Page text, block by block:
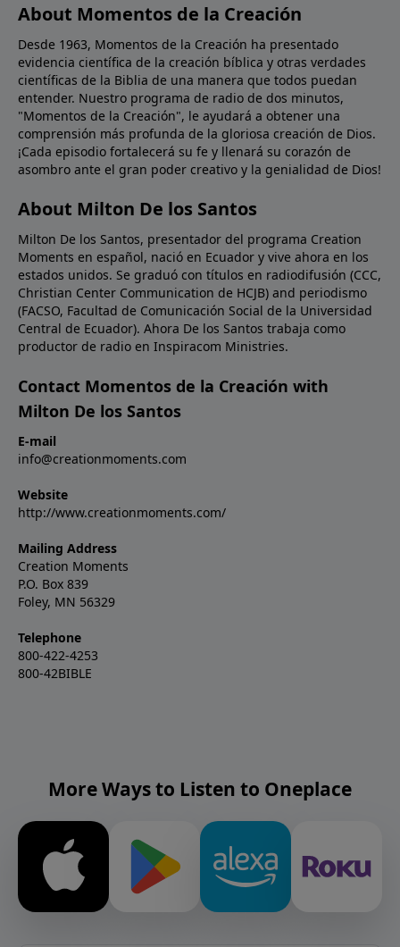
About Momentos de la Creación
Desde 1963, Momentos de la Creación ha presentado
evidencia científica de la creación bíblica y otras verdades
científicas de la Biblia de una manera que todos puedan
entender. Nuestro programa de radio de dos minutos,
"Momentos de la Creación", le ayudará a obtener una
comprensión más profunda de la gloriosa creación de Dios.
¡Cada episodio fortalecerá su fe y llenará su corazón de
asombro ante el gran poder creativo y la genialidad de Dios!
About Milton De los Santos
Milton De los Santos, presentador del programa Creation
Moments en español, nació en Ecuador y vive ahora en los
estados unidos. Se graduó con títulos en radiodifusión (CCC,
Christian Center Communication de HCJB) and periodismo
(FACSO, Facultad de Comunicación Social de la Universidad
Central de Ecuador). Ahora De los Santos trabaja como
productor de radio en Inspiracom Ministries.
Contact Momentos de la Creación with
Milton De los Santos
E-mail
info@creationmoments.com
Website
http://www.creationmoments.com/
Mailing Address
Creation Moments
P.O. Box 839
Foley, MN 56329
Telephone
800-422-4253
800-42BIBLE
More Ways to Listen to Oneplace